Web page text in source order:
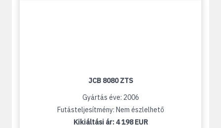
JCB 8080 ZTS
Gyártás éve: 2006
Futásteljesítmény: Nem észlelhető
Kikiáltási ár:4 198 EUR